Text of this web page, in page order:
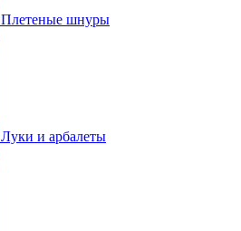
Плетеные шнуры
Луки и арбалеты